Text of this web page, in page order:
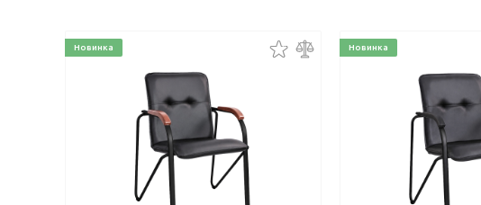
Новинка Новинка